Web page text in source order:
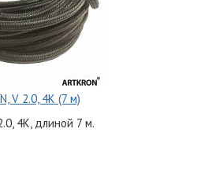
V 2.0, 4K (7 м)
4K, длиной 7 м.